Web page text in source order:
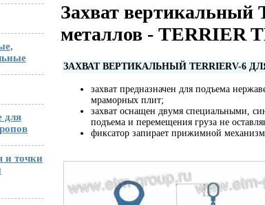
для
и точки
Захват вертикальный
металлов - TERRIER
ЗАХВАТ ВЕРТИКАЛЬНЫЙ TERRIERV-6
захват предназначен для подъема
мраморных плит;
захват оснащен двумя специальными,
подъема и перемещения груза не
фиксатор запирает прижимной